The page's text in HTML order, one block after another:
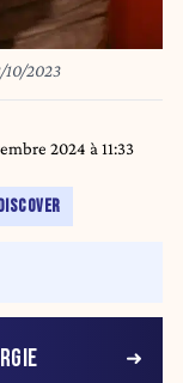
10/2023
2024 à 11:33